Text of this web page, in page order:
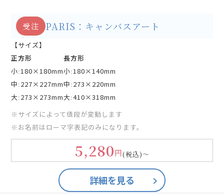
受注 PARIS：キャンバスアート
【サイズ】
正方形
小ː180×180mm
中ː227×227mm
大ː273×273mm
長方形
小ː180×140mm
中ː273×220mm
大ː410×318mm
※サイズによって値段が変動します
※お名前はローマ字表記のみになります。
5,280円(税込)～
詳細を見る keyboard_arrow_right